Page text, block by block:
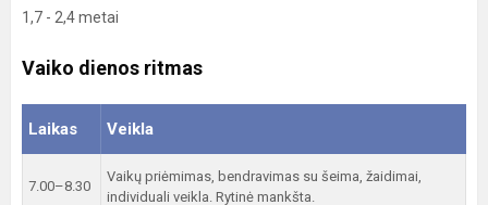
1,7 - 2,4 metai
Vaiko dienos ritmas
Laikas Veikla
7.00–8.30
Vaikų priėmimas, bendravimas su šeima, žaidimai,
individuali veikla. Rytinė mankšta.